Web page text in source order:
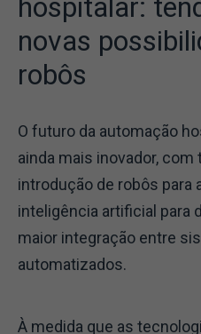
hospitalar:
novas
robôs
O futuro da automação
ainda mais inovador,
introdução de robôs para
inteligência artificial para
maior integração entre
automatizados.
À medida que as